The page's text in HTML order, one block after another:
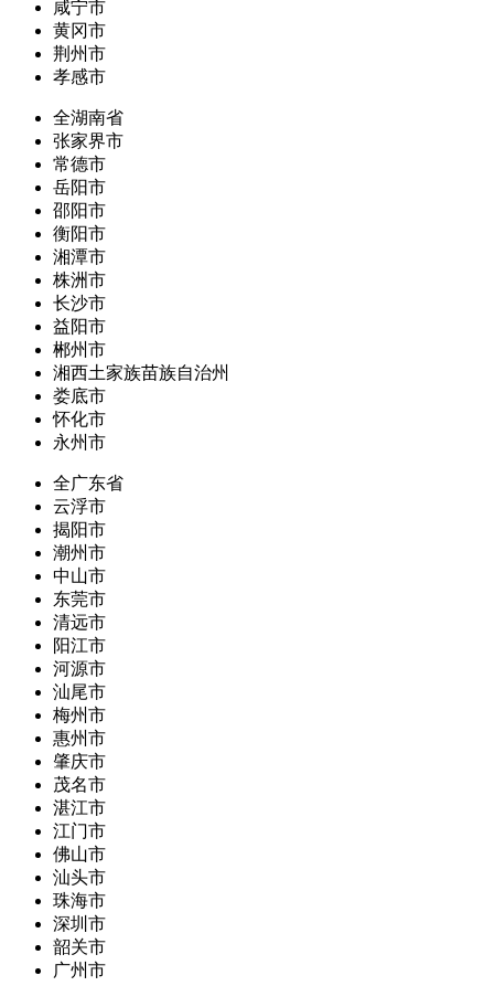
咸宁市
黄冈市
荆州市
孝感市
全湖南省
张家界市
常德市
岳阳市
邵阳市
衡阳市
湘潭市
株洲市
长沙市
益阳市
郴州市
湘西土家族苗族自治州
娄底市
怀化市
永州市
全广东省
云浮市
揭阳市
潮州市
中山市
东莞市
清远市
阳江市
河源市
汕尾市
梅州市
惠州市
肇庆市
茂名市
湛江市
江门市
佛山市
汕头市
珠海市
深圳市
韶关市
广州市